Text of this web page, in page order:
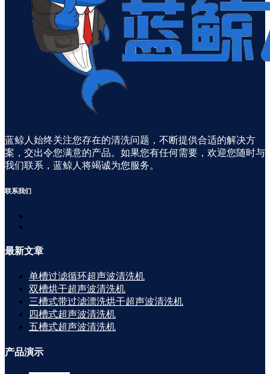
蓝鲸人始终关注您存在的清洗问题，不断提供合适的解决方
案，交出令您满意的产品。如果您有任何需要，欢迎您随时与
我们联系，蓝鲸人将竭诚为您服务。
联系我们
最新文章
单槽过滤循环超声波清洗机
双槽烘干超声波清洗机
三槽式带过滤漂洗烘干超声波清洗机
四槽式超声波清洗机
五槽式超声波清洗机
产品演示